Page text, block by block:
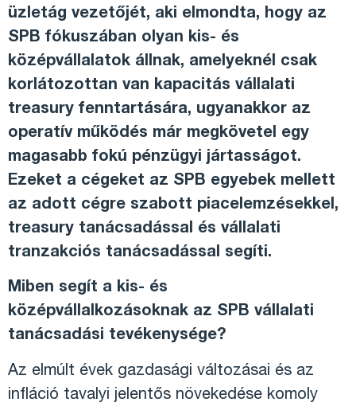
üzletág vezetőjét, aki elmondta, hogy az
SPB fókuszában olyan kis- és
középvállalatok állnak, amelyeknél csak
korlátozottan van kapacitás vállalati
treasury fenntartására, ugyanakkor az
operatív működés már megkövetel egy
magasabb fokú pénzügyi jártasságot.
Ezeket a cégeket az SPB egyebek mellett
az adott cégre szabott piacelemzésekkel,
treasury tanácsadással és vállalati
tranzakciós tanácsadással segíti.
Miben segít a kis- és
középvállalkozásoknak az SPB vállalati
tanácsadási tevékenysége?
Az elmúlt évek gazdasági változásai és az
infláció tavalyi jelentős növekedése komoly